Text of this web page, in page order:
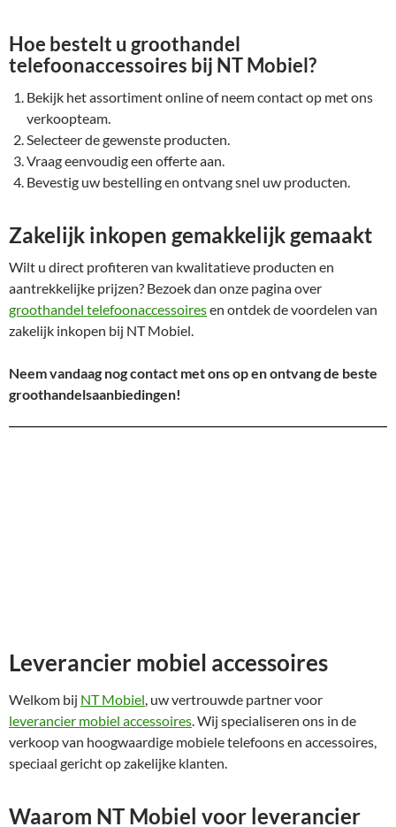
Hoe bestelt u groothandel
telefoonaccessoires bij NT Mobiel?
Bekijk het assortiment online of neem contact op met ons
verkoopteam.
Selecteer de gewenste producten.
Vraag eenvoudig een offerte aan.
Bevestig uw bestelling en ontvang snel uw producten.
Zakelijk inkopen gemakkelijk gemaakt
Wilt u direct profiteren van kwalitatieve producten en
aantrekkelijke prijzen? Bezoek dan onze pagina over
groothandel telefoonaccessoiresen ontdek de voordelen van
zakelijk inkopen bij NT Mobiel.
Neem vandaag nog contact met ons op en ontvang de beste
groothandelsaanbiedingen!
Leverancier mobiel accessoires
Welkom bij NT Mobiel, uw vertrouwde partner voor
leverancier mobiel accessoires. Wij specialiseren ons in de
verkoop van hoogwaardige mobiele telefoons en accessoires,
speciaal gericht op zakelijke klanten.
Waarom NT Mobiel voor leverancier